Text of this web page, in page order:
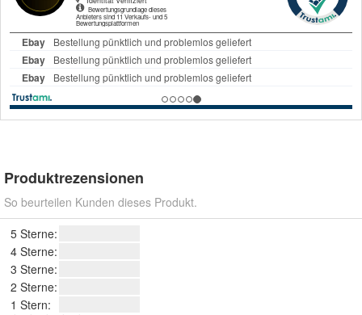
Produktrezensionen
So beurteilen Kunden dieses Produkt.
5 Sterne:
4 Sterne:
3 Sterne:
2 Sterne:
1 Stern: